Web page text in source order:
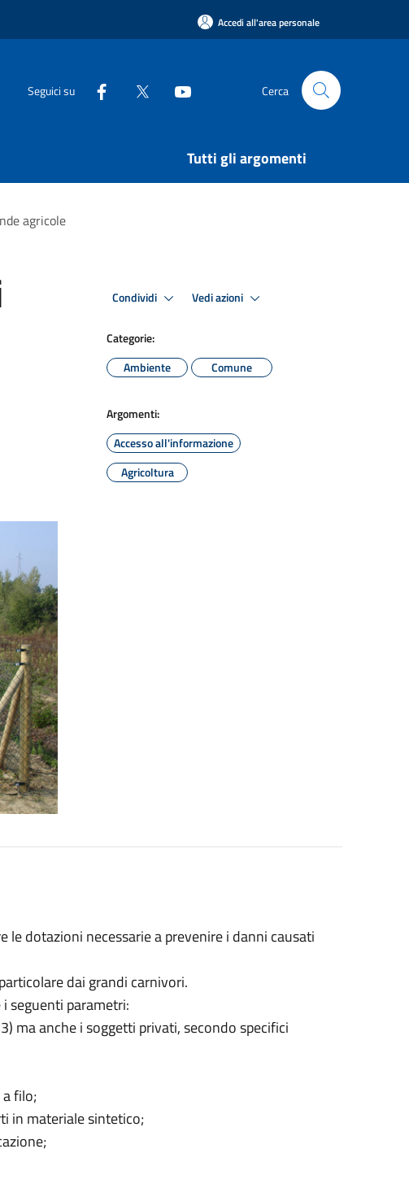
Accedi all'area personale
Seguici su Cerca
Tutti gli argomenti
agricole
Condividi Vedi azioni
Categorie:
Ambiente
Comune
Argomenti:
Accesso all'informazione
Agricoltura
dotazioni necessarie a prevenire i danni causati
dai grandi carnivori.
seguenti parametri:
ma anche i soggetti privati, secondo specifici
filo;
in materiale sintetico;